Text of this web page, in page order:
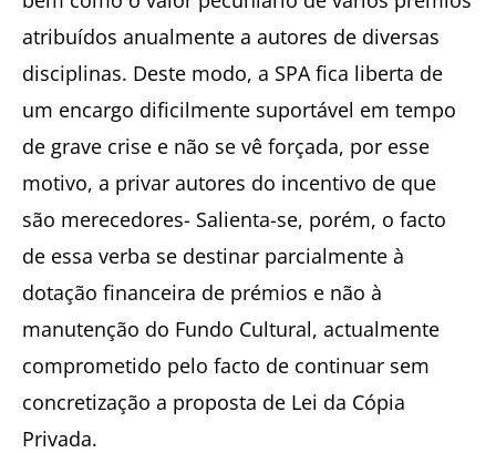
atribuídos anualmente a autores de diversas
disciplinas. Deste modo, a SPA fica liberta de
um encargo dificilmente suportável em tempo
de grave crise e não se vê forçada, por esse
motivo, a privar autores do incentivo de que
são merecedores- Salienta-se, porém, o facto
de essa verba se destinar parcialmente à
dotação financeira de prémios e não à
manutenção do Fundo Cultural, actualmente
comprometido pelo facto de continuar sem
concretização a proposta de Lei da Cópia
Privada.